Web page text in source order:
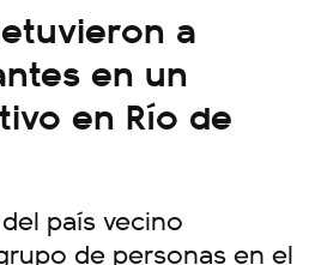
a
en un
en Río de
país vecino
de personas en el